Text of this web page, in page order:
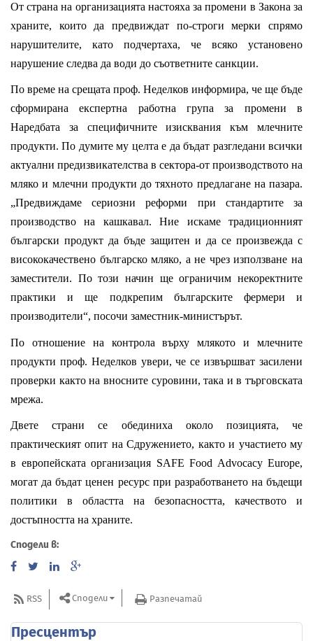
От страна на организацията настояха за промени в Закона за
храните, които да предвиждат по-строги мерки спрямо
нарушителите, като подчертаха, че всяко установено
нарушение следва да води до съответните санкции.
По време на срещата проф. Неделков информира, че ще бъде
сформирана експертна работна група за промени в
Наредбата за специфичните изисквания към млечните
продукти. По думите му целта е да бъдат разгледани всички
актуални предизвикателства в сектора-от производството на
мляко и млечни продукти до тяхното предлагане на пазара.
„Предвиждаме сериозни реформи при стандартите за
производство на кашкавал. Ние искаме традиционният
български продукт да бъде защитен и да се произвежда с
висококачествено българско мляко, а не чрез използване на
заместители. По този начин ще ограничим некоректните
практики и ще подкрепим българските фермери и
производители“, посочи заместник-министърът.
По отношение на контрола върху млякото и млечните
продукти проф. Неделков увери, че се извършват засилени
проверки както на вносните суровини, така и в търговската
мрежа.
Двете страни се обединиха около позицията, че
практическият опит на Сдружението, както и участието му
в европейската организация SAFE Food Advocacy Europe,
могат да бъдат ценен ресурс при разработването на бъдещи
политики в областта на безопасността, качеството и
достъпността на храните.
Сподели в:
RSS Сподели Разпечатай
Пресцентър